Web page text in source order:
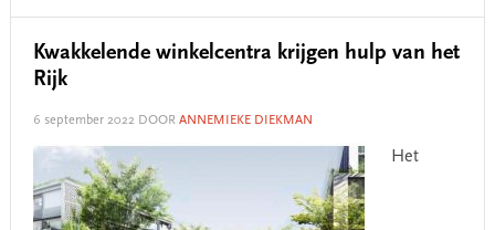
Kwakkelende winkelcentra krijgen hulp van het
Rijk
6 september 2022DOOR ANNEMIEKE DIEKMAN
Het